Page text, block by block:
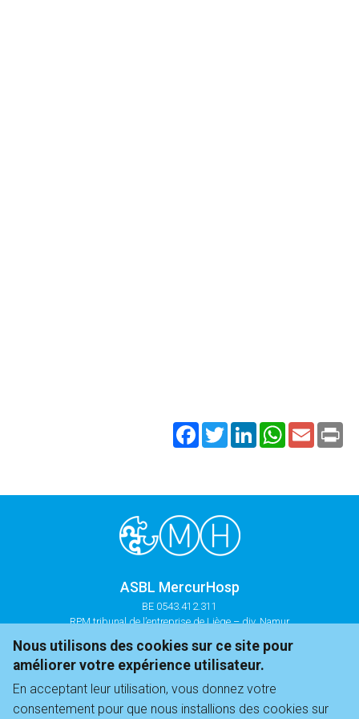
Facebook
TwitterLinkedInWhatsApp
Email
ASBL MercurHosp
BE 0543.412.311
RPM tribunal de l’entreprise de Liège – div. Namur
+32 81 35 44 21
infos@mercurhosp.be
Chaussée de Marche, 604
Nous utilisons des cookies sur ce site pour
améliorer votre expérience utilisateur.
En acceptant leur utilisation, vous donnez votre
consentement pour que nous installions des cookies sur